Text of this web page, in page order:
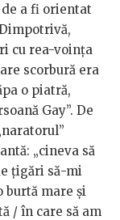
a fi orientat
cu rea-voința
scorbură era
o piatră,
Gay”. De
„cineva să
țigări să-mi
burtă mare și
/ în care să am